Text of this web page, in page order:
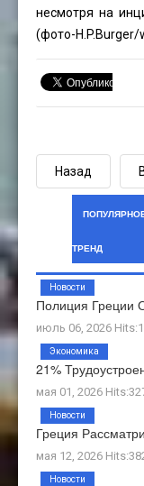
несмотря на
(фото-H.P.Burger/
Назад
ТРЕНД
Полиция Греции
июль 06, 2026
Новости
21%
мая 01, 2026
Экономика
Греция
мая 12, 2026
Новости
Новости